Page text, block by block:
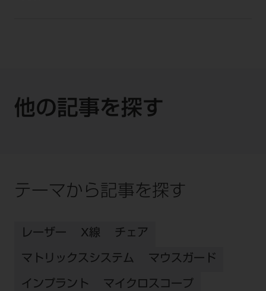
他の記事を探す
テーマから記事を探す
レーザー X線 チェア
マトリックスシステム マウスガード
インプラント マイクロスコープ